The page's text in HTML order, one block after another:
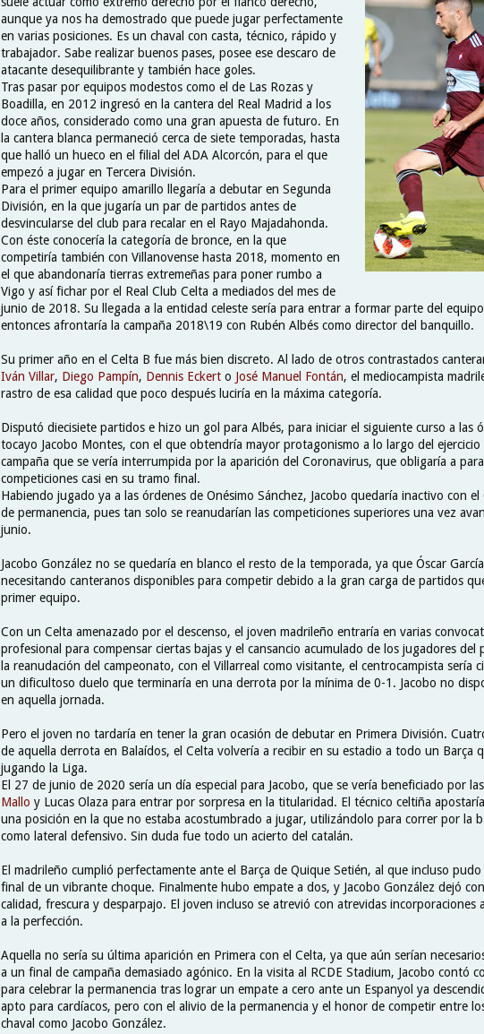
aunque ya nos ha demostrado que puede jugar perfectamente
en varias posiciones. Es un chaval con casta, técnico, rápido y
trabajador. Sabe realizar buenos pases, posee ese descaro de
atacante desequilibrante y también hace goles.
Tras pasar por equipos modestos como el de Las Rozas y
Boadilla, en 2012 ingresó en la cantera del Real Madrid a los
doce años, considerado como una gran apuesta de futuro. En
la cantera blanca permaneció cerca de siete temporadas, hasta
que halló un hueco en el filial del ADA Alcorcón, para el que
empezó a jugar en Tercera División.
Para el primer equipo amarillo llegaría a debutar en Segunda
División, en la que jugaría un par de partidos antes de
desvincularse del club para recalar en el Rayo Majadahonda.
Con éste conocería la categoría de bronce, en la que
competiría también con Villanovense hasta 2018, momento en
el que abandonaría tierras extremeñas para poner rumbo a
Vigo y así fichar por el Real Club Celta a mediados del mes de
junio de 2018. Su llegada a la entidad celeste sería para entrar a formar parte del
entonces afrontaría la campaña 2018\19 con Rubén Albés como director del banquillo.
Su primer año en el Celta B fue más bien discreto. Al lado de otros contrastados
Iván Villar, Diego Pampín, Dennis Eckert o José Manuel Fontán, el mediocampista
rastro de esa calidad que poco después luciría en la máxima categoría.
Disputó diecisiete partidos e hizo un gol para Albés, para iniciar el siguiente curso a las
tocayo Jacobo Montes, con el que obtendría mayor protagonismo a lo largo del
campaña que se vería interrumpida por la aparición del Coronavirus, que obligaría a
competiciones casi en su tramo final.
Habiendo jugado ya a las órdenes de Onésimo Sánchez, Jacobo quedaría inactivo con
de permanencia, pues tan solo se reanudarían las competiciones superiores una vez
junio.
Jacobo González no se quedaría en blanco el resto de la temporada, ya que Óscar
necesitando canteranos disponibles para competir debido a la gran carga de partidos
primer equipo.
Con un Celta amenazado por el descenso, el joven madrileño entraría en varias
profesional para compensar ciertas bajas y el cansancio acumulado de los jugadores del
la reanudación del campeonato, con el Villarreal como visitante, el centrocampista sería
un dificultoso duelo que terminaría en una derrota por la mínima de 0-1. Jacobo no
en aquella jornada.
Pero el joven no tardaría en tener la gran ocasión de debutar en Primera División.
de aquella derrota en Balaídos, el Celta volvería a recibir en su estadio a todo un Barça
jugando la Liga.
El 27 de junio de 2020 sería un día especial para Jacobo, que se vería beneficiado por
Mallo y Lucas Olaza para entrar por sorpresa en la titularidad. El técnico celtiña
una posición en la que no estaba acostumbrado a jugar, utilizándolo para correr por la
como lateral defensivo. Sin duda fue todo un acierto del catalán.
El madrileño cumplió perfectamente ante el Barça de Quique Setién, al que incluso
final de un vibrante choque. Finalmente hubo empate a dos, y Jacobo González dejó
calidad, frescura y desparpajo. El joven incluso se atrevió con atrevidas incorporaciones
a la perfección.
Aquella no sería su última aparición en Primera con el Celta, ya que aún serían
a un final de campaña demasiado agónico. En la visita al RCDE Stadium, Jacobo contó
para celebrar la permanencia tras lograr un empate a cero ante un Espanyol ya
apto para cardíacos, pero con el alivio de la permanencia y el honor de competir entre
chaval como Jacobo González.